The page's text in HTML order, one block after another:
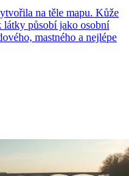
na těle mapu. Kůže
látky působí jako osobní
mastného a nejlépe